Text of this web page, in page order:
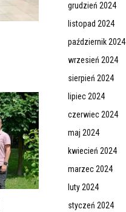
grudzień 2024
listopad 2024
październik 2024
wrzesień 2024
sierpień 2024
lipiec 2024
czerwiec 2024
maj 2024
kwiecień 2024
marzec 2024
luty 2024
styczeń 2024